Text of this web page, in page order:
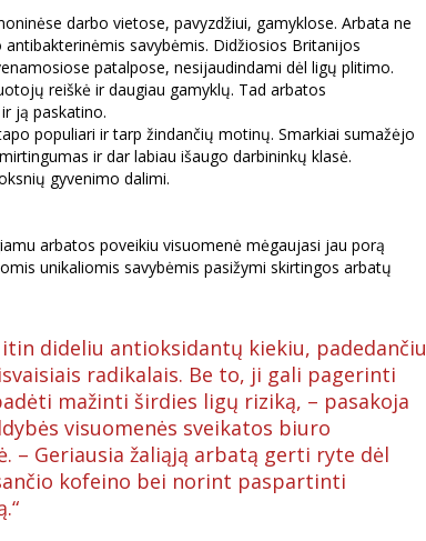
darbo vietose, pavyzdžiui, gamyklose. Arbata ne
savybėmis. Didžiosios Britanijos
patalpose, nesijaudindami dėl ligų plitimo.
reiškė ir daugiau gamyklų. Tad arbatos
ją paskatino.
populiari ir tarp žindančių motinų. Smarkiai sumažėjo
ir dar labiau išaugo darbininkų klasė.
gyvenimo dalimi.
arbatos poveikiu visuomenė mėgaujasi jau porą
unikaliomis savybėmis pasižymi skirtingos arbatų
dideliu antioksidantų kiekiu, padedančiu
radikalais. Be to, ji gali pagerinti
mažinti širdies ligų riziką, – pasakoja
visuomenės sveikatos biuro
– Geriausia žaliąją arbatą gerti ryte dėl
kofeino bei norint paspartinti